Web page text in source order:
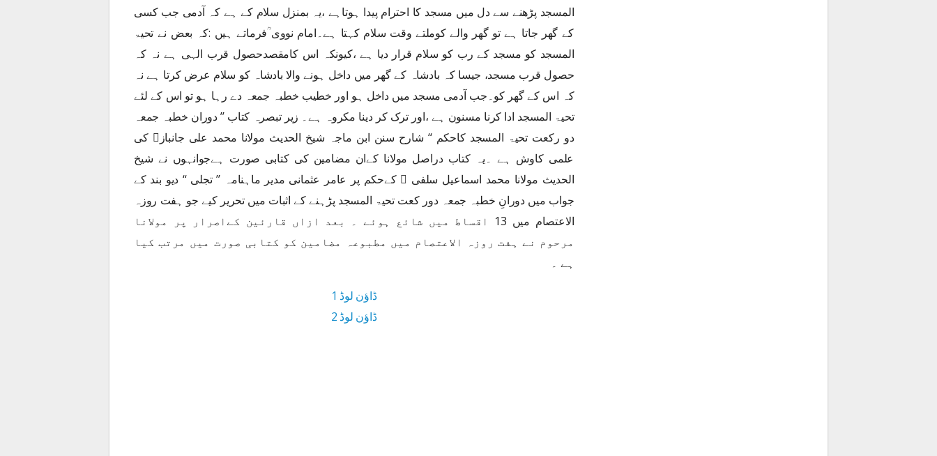
المسجد پڑھنے سے دل میں مسجد کا احترام پیدا ہوتاہے ،یہ بمنزل سلام کے ہے کہ آدمی جب کسی
کے گھر جاتا ہے تو گھر والے کوملتے وقت سلام کہتا ہے۔امام نووی ؒفرماتے ہیں :کہ بعض نے تحیۃ
المسجد کو مسجد کے رب کو سلام قرار دیا ہے ،کیونکہ اس کامقصدحصول قرب الہی ہے نہ کہ
حصول قرب مسجد، جیسا کہ بادشاہ کے گھر میں داخل ہونے والا بادشاہ کو سلام عرض کرتا ہے نہ
کہ اس کے گھر کو۔جب آدمی مسجد میں داخل ہو اور خطیب خطبہ جمعہ دے رہا ہو تو اس کے لئے
تحیۃ المسجد ادا کرنا مسنون ہے ،اور ترک کر دینا مکروہ ہے۔ زیر تبصرہ کتاب ’’ دوران خطبہ جمعہ
دو رکعت تحیۃ المسجد کاحکم ‘‘ شارح سنن ابن ماجہ شیخ الحدیث مولانا محمد علی جانباز﷫ کی
علمی کاوش ہے ۔یہ کتاب دراصل مولانا کےان مضامین کی کتابی صورت ہےجوانہوں نے شیخ
الحدیث مولانا محمد اسماعیل سلفی ﷫ کےحکم پر عامر عثمانی مدیر ماہنامہ ’’ تجلی ‘‘ دیو بند کے
جواب میں دورانِ خطبہ جمعہ دور کعت تحیۃ المسجد پڑہنے کے اثبات میں تحریر کیے جو ہفت روزہ
الاعتصام میں 13 اقساط میں شائع ہوئے ۔ بعد ازاں قارئین کےاصرار پر مولانا
مرحوم نے ہفت روزہ الاعتصام میں مطبوعہ مضامین کو کتابی صورت میں مرتب کیا
ہے ۔
ڈاؤن لوڈ 1
ڈاؤن لوڈ 2